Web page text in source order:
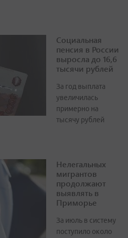
Социальная
пенсия в России
выросла до 16,6
тысячи рублей
За год выплата
увеличилась
примерно на
тысячу рублей
Нелегальных
мигрантов
продолжают
выявлять в
Приморье
За июль в систему
поступило около